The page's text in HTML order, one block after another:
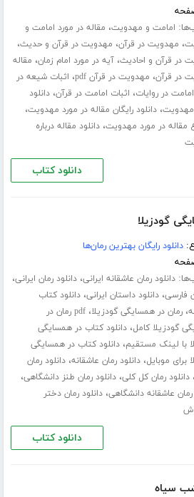
امامت و مهدویت، مقاله در مورد امامت و
، مهدویت در قرآن، مهدویت در قرآن و حدیث،
در قرآن و احادیث،آیه در مورد امام زمان، مقاله
در قرآن، مهدویت در قرآن pdf ، اثبات شیعه در
امامت در روایات، اثبات امامت در قرآن،دانلود
مهدویت،دانلود رایگان مقاله در مورد مهدویت،
مقاله در مورد مهدویت،دانلود مقاله درباره
دانلود کتاب
گودزیلا
دانلود رایگان بهترین رمان‌ها
دانلود رمان عاشقانه ایرانی،دانلود رمان ایرانی،
فارسی،دانلود داستان ایرانی،دانلود کتاب
،رمان در همسایگی گودزیلا،
pdf رمان در
گودزیلا کامل،دانلود کتاب در همسایگی
با لینک مستقیم،دانلود کتاب در همسایگی
برای موبایل،دانلود رمان عاشقانه،دانلود رمان
،دانلود رمان کل کلی،دانلود رمان طنز دانشگاهی،
رمان عاشقانه دانشگاهی،دانلود رمان دختر
دانلود کتاب
سیاه